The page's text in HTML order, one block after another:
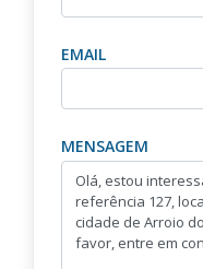
EMAIL
MENSAGEM